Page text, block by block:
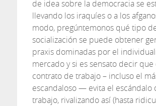
de idea sobre la democracia se
llevando los iraquíes o a los
modo, pregúntemonos qué tipo
socialización se puede obtener
praxis dominadas por el
mercado y si es sensato decir
contrato de trabajo – incluso el
escandaloso — evita el escándalo
trabajo, rivalizando así (hasta